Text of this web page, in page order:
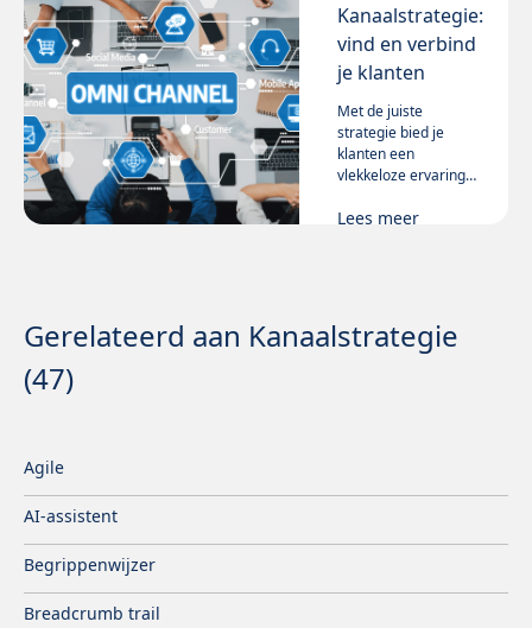
een unieke rol
kunnen vervullen.
Kanaalstrategie:
vind en verbind
je klanten
Met de juiste
strategie bied je
klanten een
vlekkeloze ervaring
Ontdek hoe je klanten
Lees meer
Gerelateerd aan Kanaalstrategie
(47)
Agile
AI-assistent
Begrippenwijzer
Breadcrumb trail